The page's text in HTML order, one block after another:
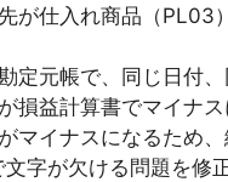
が仕入れ商品（PL03
定元帳で、同じ日付
損益計算書でマイナス
マイナスになるため
字が欠ける問題を修